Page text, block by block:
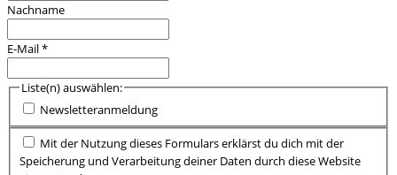
Nachname
E-Mail*
Liste(n) auswählen:
Newsletteranmeldung
Mit der Nutzung dieses Formulars erklärst du dich mit der
Speicherung und Verarbeitung deiner Daten durch diese Website